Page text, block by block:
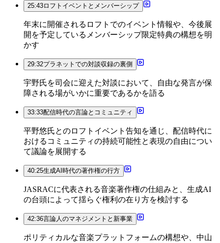
25:43ロフトイベントとメンバーシップ
年末に開催されるロフトでのイベント情報や、今後展
開を予定しているメンバーシップ限定特典の構想を明
かす
29:32プラネットでの対談収録の裏側
宇野氏を司会に迎えた対談において、自由な発言が保
障される場がいかに重要であるかを語る
33:33配信時代の言論とコミュニティ
平野悠氏とのロフトイベント告知を通じ、配信時代に
おけるコミュニティの持続可能性と表現の自由につい
て議論を展開する
40:25生成AI時代の著作権の行方
JASRACに代表される音楽著作権の仕組みと、生成AI
の台頭によって揺らぐ権利の在り方を検討する
42:36言論人のマネジメントと新事業
ポリティカルな音楽プラットフォームの構想や、中山